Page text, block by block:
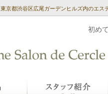
東京都渋谷区広尾ガーデンヒルズ内のエス
初め